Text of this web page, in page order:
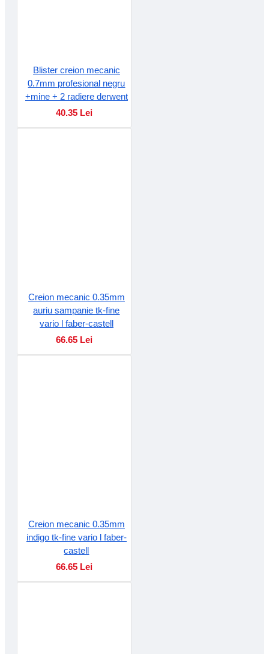
Blister creion mecanic
0.7mm profesional negru
+mine + 2 radiere derwent
40.35 Lei
Creion mecanic 0.35mm
auriu sampanie tk-fine
vario l faber-castell
66.65 Lei
Creion mecanic 0.35mm
indigo tk-fine vario l faber-
castell
66.65 Lei